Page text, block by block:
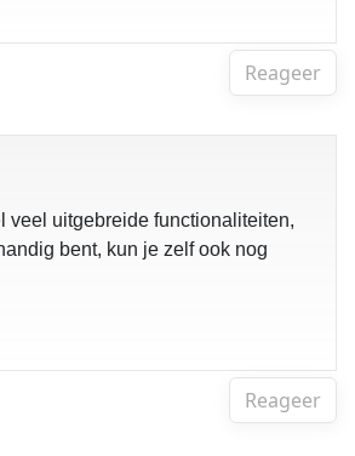
Reageer
veel uitgebreide functionaliteiten,
bent, kun je zelf ook nog
Reageer